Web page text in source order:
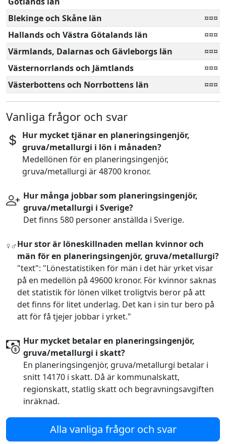
Blekinge och Skåne län
¤¤¤
Hallands och Västra Götalands län
¤¤¤
Värmlands, Dalarnas och Gävleborgs län
¤¤¤
Västernorrlands och Jämtlands
¤¤¤
Västerbottens och Norrbottens län
¤¤¤
Vanliga frågor och svar
Hur mycket tjänar en planeringsingenjör,
gruva/metallurgi i lön i månaden?
Medellönen för en planeringsingenjör,
gruva/metallurgi är 48700 kronor.
Hur många jobbar som planeringsingenjör,
gruva/metallurgi i Sverige?
Det finns 580 personer anställda i Sverige.
Hur stor är löneskillnaden mellan kvinnor och
män för en planeringsingenjör, gruva/metallurgi?
"text": "Lönestatistiken för män i det här yrket visar
på en medellön på 49600 kronor. För kvinnor saknas
det statistik för lönen vilket troligtvis beror på att
det finns för litet underlag. Det kan i sin tur bero på
att för få tjejer jobbar i yrket."
Hur mycket betalar en planeringsingenjör,
gruva/metallurgi i skatt?
En planeringsingenjör, gruva/metallurgi betalar i
snitt 14170 i skatt. Då är kommunalskatt,
regionskatt, statlig skatt och begravningsavgiften
inräknad.
Alla vanliga frågor och svar